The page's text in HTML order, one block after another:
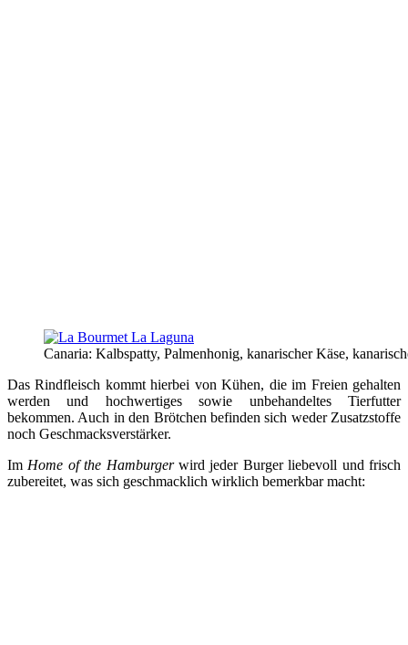
Canaria: Kalbspatty, Palmenhonig, kanarischer Käse,
Das Rindfleisch kommt hierbei von Kühen, die im Freien gehalten
werden und hochwertiges sowie unbehandeltes Tierfutter
bekommen. Auch in den Brötchen befinden sich weder Zusatzstoffe
noch Geschmacksverstärker.
Im Home of the Hamburgerwird jeder Burger liebevoll und frisch
zubereitet, was sich geschmacklich wirklich bemerkbar macht: